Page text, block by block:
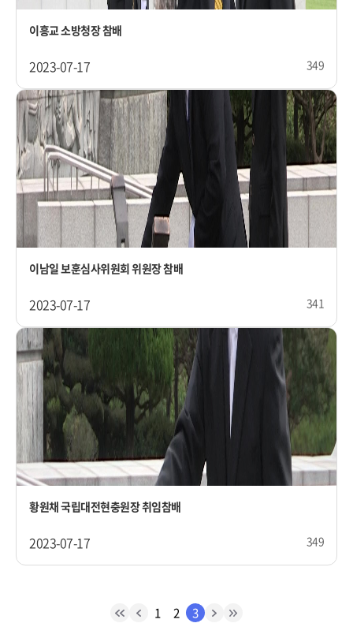
이흥교 소방청장 참배
2023-07-17 349
이남일 보훈심사위원회 위원장 참배
2023-07-17 341
황원채 국립대전현충원장 취임참배
2023-07-17 349
1 2 3